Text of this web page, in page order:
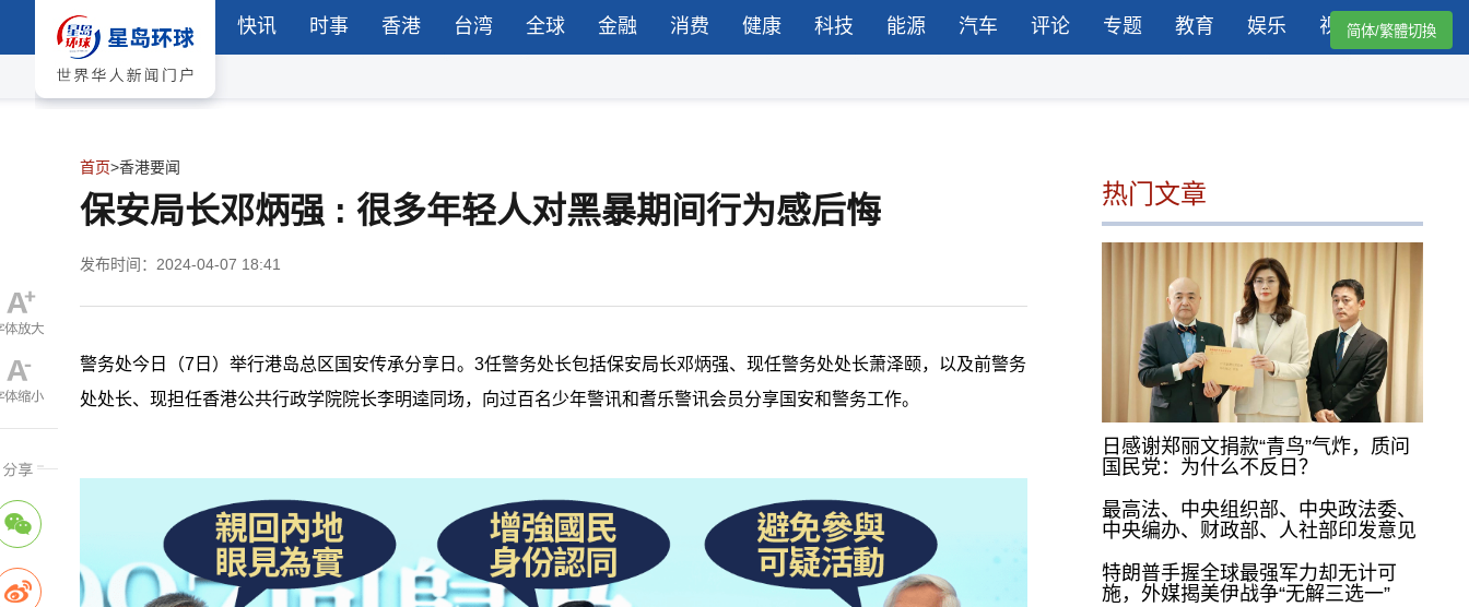
快讯 时事 香港 台湾 全球 金融 消费 健康 科技 能源 汽车 评论 专题 教育 娱乐 视频简体/繁體切換
首页>香港要闻
保安局长邓炳强 : 很多年轻人对黑暴期间行为感后悔
发布时间：2024-04-07 18:41
警务处今日（7日）举行港岛总区国安传承分享日。3任警务处长包括保安局长邓炳强、现任警务处处长萧泽颐，以及前警务
处处长、现担任香港公共行政学院院长李明逵同场，向过百名少年警讯和耆乐警讯会员分享国安和警务工作。
热门文章
日感谢郑丽文捐款“青鸟”气炸，质问
国民党：为什么不反日？
最高法、中央组织部、中央政法委、
中央编办、财政部、人社部印发意见
特朗普手握全球最强军力却无计可
施，外媒揭美伊战争“无解三选一”